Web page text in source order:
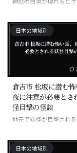
う
日本の地域別
倉吉市 松坂に潜む怖
夜に注意が必要とさ
怪目撃の怪談
地元で妖怪が目撃され
る
日本の地域別